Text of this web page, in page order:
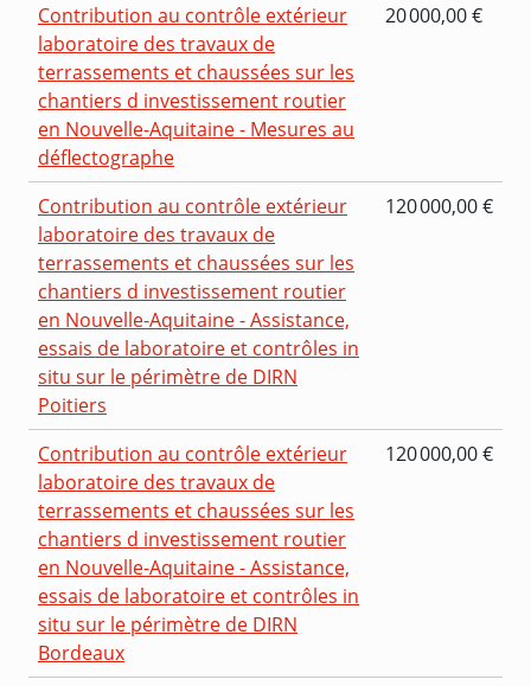
Contribution au contrôle extérieur
laboratoire des travaux de
terrassements et chaussées sur les
chantiers d investissement routier
en Nouvelle-Aquitaine - Mesures au
déflectographe
20 000,00 €
Contribution au contrôle extérieur
laboratoire des travaux de
terrassements et chaussées sur les
chantiers d investissement routier
en Nouvelle-Aquitaine - Assistance,
essais de laboratoire et contrôles in
situ sur le périmètre de DIRN
Poitiers
120 000,00 €
Contribution au contrôle extérieur
laboratoire des travaux de
terrassements et chaussées sur les
chantiers d investissement routier
en Nouvelle-Aquitaine - Assistance,
essais de laboratoire et contrôles in
situ sur le périmètre de DIRN
Bordeaux
120 000,00 €